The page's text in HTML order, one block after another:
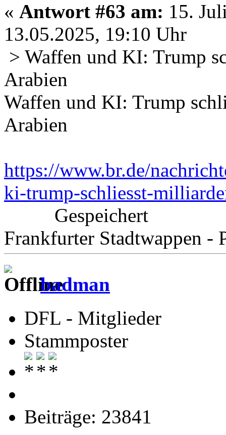
« Antwort #63 am: 15.
13.05.2025, 19:10 Uhr
> Waffen und KI: Trump
Arabien
Waffen und KI: Trump
Arabien
https://www.br.de/
ki-trump-schliesst-
Gespeichert
Frankfurter Stadtwappen -
badman
DFL - Mitglieder
Stammposter
Beiträge: 23841